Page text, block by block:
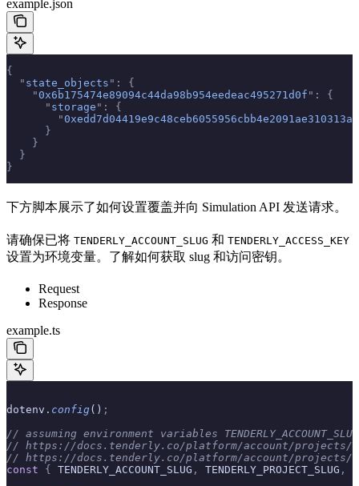
example.json
{
  "
state_objects " :
{
    "
0x6b175474e89094c44da98b954eedeac495271d0f " :
{
      "
storage " :
{
        "
      }
    }
  }
}
下方脚本展示了如何设置覆盖并向 Simulation API 发送请求。
请确保已将 TENDERLY_ACCOUNT_SLUG 和 TENDERLY_ACCESS_KEY
设置为环境变量。了解如何获取 slug 和访问密钥。
Request
Response
example.ts
dotenv . config() ;
// assuming environment variables TENDERLY_ACCOUNT_SLUG,
// https://docs.tenderly.co/platform/account/projects/
// https://docs.tenderly.co/platform/account/projects/
const { TENDERLY_ACCOUNT_SLUG , TENDERLY_PROJECT_SLUG ,